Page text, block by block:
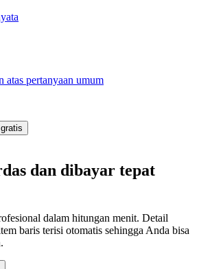
atas pertanyaan umum
dan dibayar tepat
dalam hitungan menit. Detail
baris terisi otomatis sehingga Anda bisa